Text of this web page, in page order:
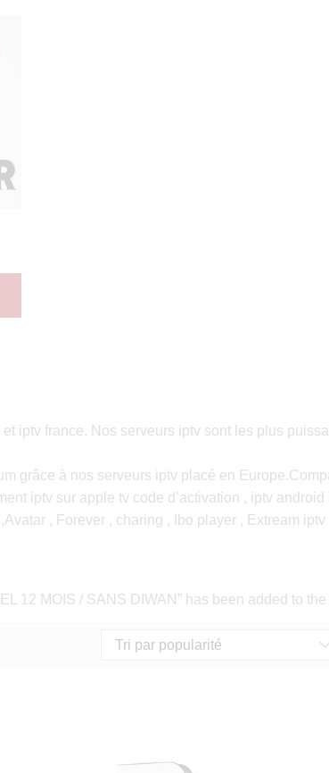
iptv france. Nos serveurs iptv sont les plus
grâce à nos serveurs iptv placé en
iptv sur apple tv code d’activation , iptv
, Forever , charing , Ibo player , Extream
12 MOIS / SANS DIWAN” has been added to
Tri par popularité